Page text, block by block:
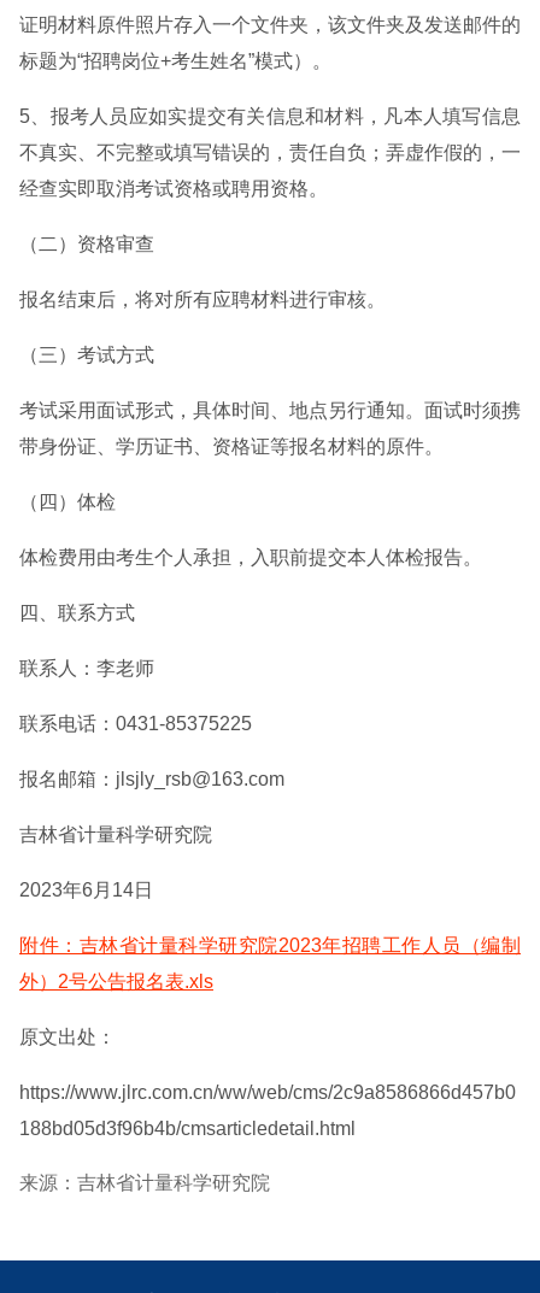
证明材料原件照片存入一个文件夹，该文件夹及发送邮件的
标题为“招聘岗位+考生姓名”模式）。
5、报考人员应如实提交有关信息和材料，凡本人填写信息
不真实、不完整或填写错误的，责任自负；弄虚作假的，一
经查实即取消考试资格或聘用资格。
（二）资格审查
报名结束后，将对所有应聘材料进行审核。
（三）考试方式
考试采用面试形式，具体时间、地点另行通知。面试时须携
带身份证、学历证书、资格证等报名材料的原件。
（四）体检
体检费用由考生个人承担，入职前提交本人体检报告。
四、联系方式
联系人：李老师
联系电话：0431-85375225
报名邮箱：jlsjly_rsb@163.com
吉林省计量科学研究院
2023年6月14日
附件：吉林省计量科学研究院2023年招聘工作人员（编制
外）2号公告报名表.xls
原文出处：
https://www.jlrc.com.cn/ww/web/cms/2c9a8586866d457b0
188bd05d3f96b4b/cmsarticledetail.html
来源：吉林省计量科学研究院